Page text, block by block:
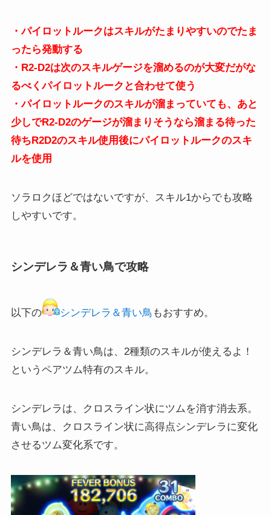
・パイロットルークはスキルがたまりやすいのでたま
ったら発動する
・R2-D2は次のスキルゲージを溜めるのが大変だがな
るべくパイロットルークと合わせて使う
・パイロットルークのスキルが溜まっていても、あと
少しでR2-D2のゲージが溜まりそうなら溜まる待った
待ちR2D2のスキル使用後にパイロットルークのスキ
ルを使用
ソラロクほどではないですが、スキル1からでも攻略
しやすいです。
シンデレラ＆青い鳥で攻略
以下の シンデレラ＆青い鳥 もおすすめ。
シンデレラ＆青い鳥は、2種類のスキルが使えるよ！
というペアツム特有のスキル。
シンデレラは、クロスライン状にツムを消す消去系。
青い鳥は、クロスライン状に高得点シンデレラに変化
させるツム変化系です。